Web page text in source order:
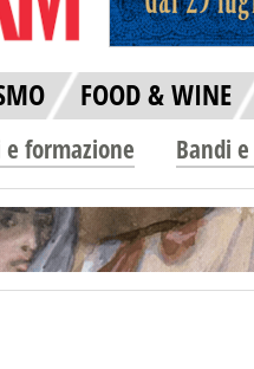
FOOD & WINE
e formazione Bandi